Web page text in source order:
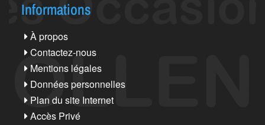
Informations
À propos
Contactez-nous
Mentions légales
Données personnelles
Plan du site Internet
Accès Privé